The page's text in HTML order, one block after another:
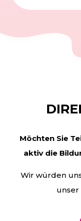
Möchten Sie
aktiv die
Wir würden
unser